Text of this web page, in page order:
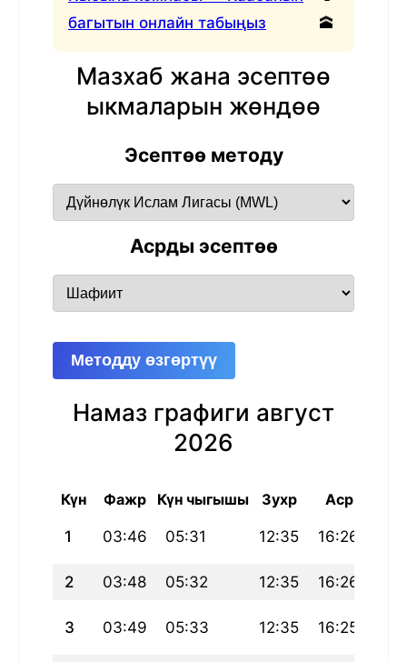
багытын онлайн табыңыз
🕋
Мазхаб жана эсептөө
ыкмаларын жөндөө
Эсептөө методу
Асрды эсептөө
Методду өзгөртүү
Намаз графиги август
2026
Күн Фажр Күн чыгышы Зухр Аср
1 03:46 05:31 12:35 16:26
2 03:48 05:32 12:35 16:26
3 03:49 05:33 12:35 16:25